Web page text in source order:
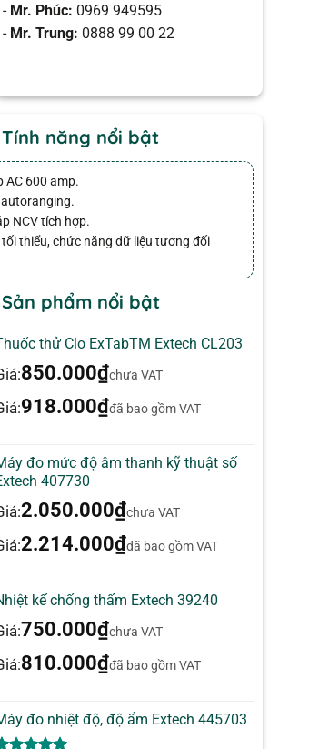
- Mr. Phúc: 0969 949595
- Mr. Trung: 0888 99 00 22
Tính năng nổi bật
AC 600 amp.
autoranging.
NCV tích hợp.
thiểu, chức năng dữ liệu tương đối
Sản phẩm nổi bật
thử Clo ExTabTM Extech CL203
850.000₫chưa VAT
918.000₫đã bao gồm VAT
đo mức độ âm thanh kỹ thuật số
407730
2.050.000₫chưa VAT
2.214.000₫đã bao gồm VAT
kế chống thấm Extech 39240
750.000₫chưa VAT
810.000₫đã bao gồm VAT
đo nhiệt độ, độ ẩm Extech 445703